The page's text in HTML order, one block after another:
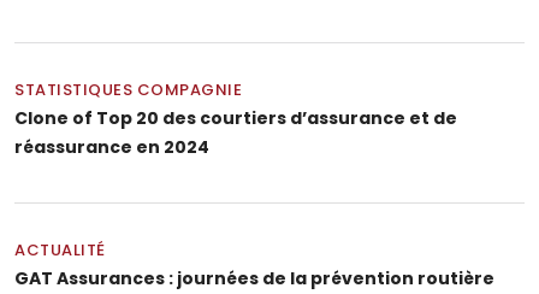
STATISTIQUES COMPAGNIE
Clone of Top 20 des courtiers d’assurance et de
réassurance en 2024
ACTUALITÉ
GAT Assurances : journées de la prévention routière